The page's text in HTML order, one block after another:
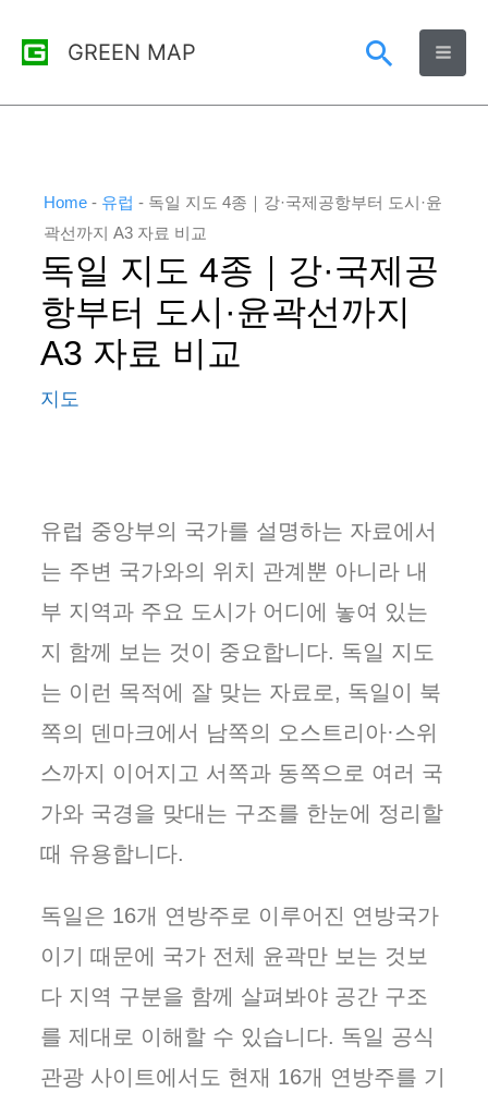
GREEN MAP
검
색
Home - 유럽 - 독일 지도 4종｜강·국제공항부터 도시·윤
곽선까지 A3 자료 비교
독일 지도 4종｜강·국제공
항부터 도시·윤곽선까지
A3 자료 비교
지도
유럽 중앙부의 국가를 설명하는 자료에서
는 주변 국가와의 위치 관계뿐 아니라 내
부 지역과 주요 도시가 어디에 놓여 있는
지 함께 보는 것이 중요합니다. 독일 지도
는 이런 목적에 잘 맞는 자료로, 독일이 북
쪽의 덴마크에서 남쪽의 오스트리아·스위
스까지 이어지고 서쪽과 동쪽으로 여러 국
가와 국경을 맞대는 구조를 한눈에 정리할
때 유용합니다.
독일은 16개 연방주로 이루어진 연방국가
이기 때문에 국가 전체 윤곽만 보는 것보
다 지역 구분을 함께 살펴봐야 공간 구조
를 제대로 이해할 수 있습니다. 독일 공식
관광 사이트에서도 현재 16개 연방주를 기